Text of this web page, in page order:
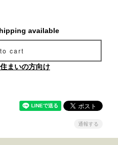
available
cart
まいの方向け
通報する